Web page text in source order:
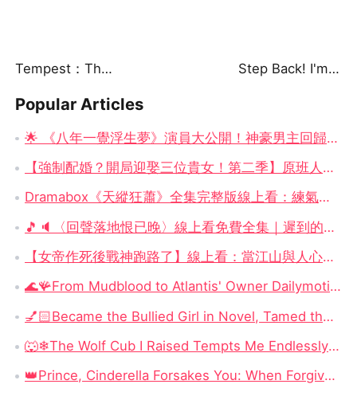
Tempest：The Last Mecha Step Back! I'm the Hidden King
Popular Articles
🌟 《八年一覺浮生夢》演員大公開！神豪男主回歸 × 女總裁崛起，你追了嗎？
【強制配婚？開局迎娶三位貴女！第二季】原班人馬震撼回歸！——穿越古代，三女齊聚的逍遙亂世大冒險
Dramabox《天縱狂蕭》全集完整版線上看：練氣一百萬重天，究竟是廢柴還是天才？
🎵🔈〈回聲落地恨已晚〉線上看免費全集｜遲到的回聲、贈你光明的人，永遠是最痛的牽掛
【女帝作死後戰神跑路了】線上看：當江山與人心一起輸掉，誰還會留下來？
🌊🪸From Mudblood to Atlantis' Owner Dailymotion : A Reborn Princess, a Hidden Godblood, and a Throne Worth Dying For
💅🏻Became the Bullied Girl in Novel, Tamed the Campus King Dailymotion : She Entered as a Victim—and Rewrote the Rules
🐺❄The Wolf Cub I Raised Tempts Me Endlessly Dailymotion : A Forbidden Bond Born in the Snow
👑Prince, Cinderella Forsakes You: When Forgiveness Does Not Mean Choosing the Man Who Hurt You